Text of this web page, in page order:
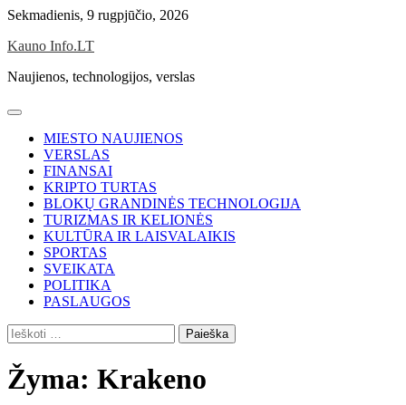
Skip
content
Sekmadienis, 9 rugpjūčio, 2026
Kauno Info.LT
Naujienos, technologijos, verslas
MIESTO NAUJIENOS
VERSLAS
FINANSAI
KRIPTO TURTAS
BLOKŲ GRANDINĖS TECHNOLOGIJA
TURIZMAS IR KELIONĖS
KULTŪRA IR LAISVALAIKIS
SPORTAS
SVEIKATA
POLITIKA
PASLAUGOS
Ieškoti:
Žyma: Krakeno